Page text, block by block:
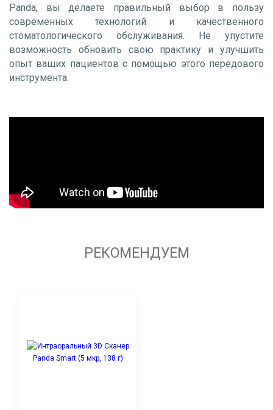
Panda, вы делаете правильный выбор в пользу
современных технологий и качественного
стоматологического обслуживания. Не упустите
возможность обновить свою практику и улучшить
опыт ваших пациентов с помощью этого передового
инструмента.
РЕКОМЕНДУЕМ